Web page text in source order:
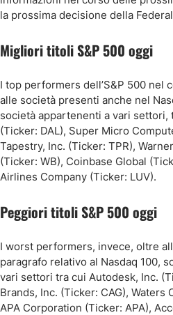
la prossima decisione della
Migliori titoli S&P 500 oggi
I top performers dell’S&P 500 nel
alle società presenti anche nel
società appartenenti a vari settori,
(Ticker: DAL), Super Micro
Tapestry, Inc. (Ticker: TPR),
(Ticker: WB), Coinbase Global
Airlines Company (Ticker: LUV).
Peggiori titoli S&P 500 oggi
I worst performers, invece, oltre
paragrafo relativo al Nasdaq 100,
vari settori tra cui Autodesk, Inc.
Brands, Inc. (Ticker: CAG), Waters
APA Corporation (Ticker: APA),